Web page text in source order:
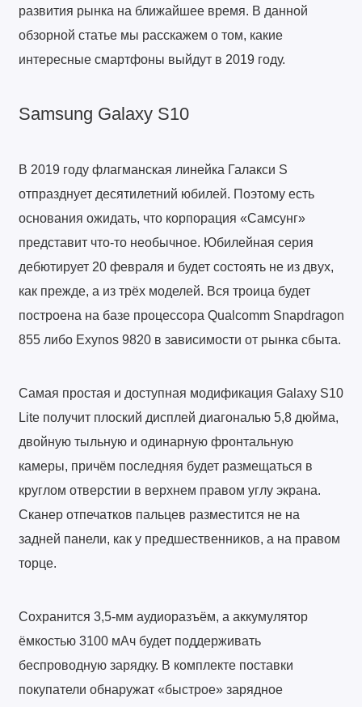
развития рынка на ближайшее время. В данной
обзорной статье мы расскажем о том, какие
интересные смартфоны выйдут в 2019 году.
Samsung Galaxy S10
В 2019 году флагманская линейка Галакси S
отпразднует десятилетний юбилей. Поэтому есть
основания ожидать, что корпорация «Самсунг»
представит что-то необычное. Юбилейная серия
дебютирует 20 февраля и будет состоять не из двух,
как прежде, а из трёх моделей. Вся троица будет
построена на базе процессора Qualcomm Snapdragon
855 либо Exynos 9820 в зависимости от рынка сбыта.
Самая простая и доступная модификация Galaxy S10
Lite получит плоский дисплей диагональю 5,8 дюйма,
двойную тыльную и одинарную фронтальную
камеры, причём последняя будет размещаться в
круглом отверстии в верхнем правом углу экрана.
Сканер отпечатков пальцев разместится не на
задней панели, как у предшественников, а на правом
торце.
Сохранится 3,5-мм аудиоразъём, а аккумулятор
ёмкостью 3100 мАч будет поддерживать
беспроводную зарядку. В комплекте поставки
покупатели обнаружат «быстрое» зарядное